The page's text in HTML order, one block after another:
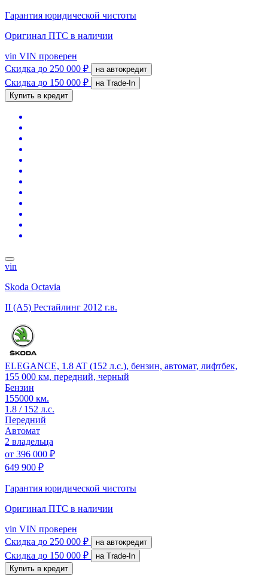
Гарантия юридической чистоты
Оригинал ПТС в наличии
vin VIN проверен
Скидка до 250 000 ₽ на автокредит
Скидка до 150 000 ₽
на Trade-In
Купить в кредит
vin
Skoda Octavia
II (A5) Рестайлинг 2012 г.в.
ELEGANCE, 1.8 AT (152 л.с.), бензин, автомат, лифтбек,
155 000 км, передний, черный
Бензин
155000 км.
1.8 / 152 л.с.
Передний
Автомат
2 владельца
от 396 000 ₽
649 900 ₽
Гарантия юридической чистоты
Оригинал ПТС в наличии
vin VIN проверен
Скидка до 250 000 ₽ на автокредит
Скидка до 150 000 ₽
на Trade-In
Купить в кредит